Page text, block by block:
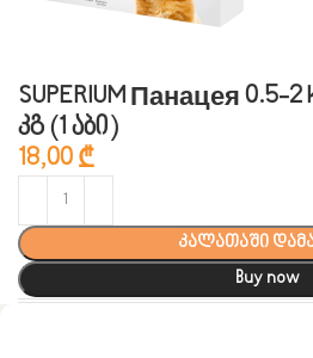
SUPERIUM Панацея 0.5-2
კგ (1 აბი)
18,00 ₾
კალათაში
Buy now